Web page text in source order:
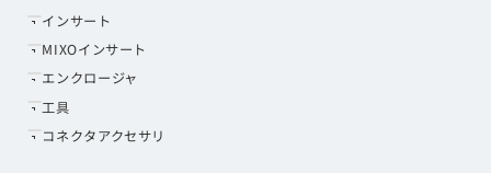
インサート
MIXOインサート
エンクロージャ
工具
コネクタアクセサリ